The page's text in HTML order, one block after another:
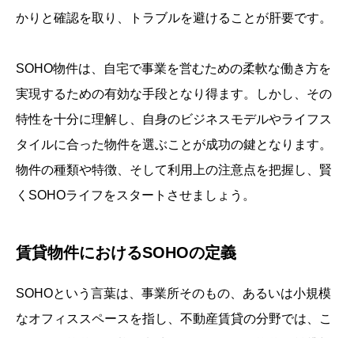
かりと確認を取り、トラブルを避けることが肝要です。
SOHO物件は、自宅で事業を営むための柔軟な働き方を
実現するための有効な手段となり得ます。しかし、その
特性を十分に理解し、自身のビジネスモデルやライフス
タイルに合った物件を選ぶことが成功の鍵となります。
物件の種類や特徴、そして利用上の注意点を把握し、賢
くSOHOライフをスタートさせましょう。
賃貸物件におけるSOHOの定義
SOHOという言葉は、事業所そのもの、あるいは小規模
なオフィススペースを指し、不動産賃貸の分野では、こ